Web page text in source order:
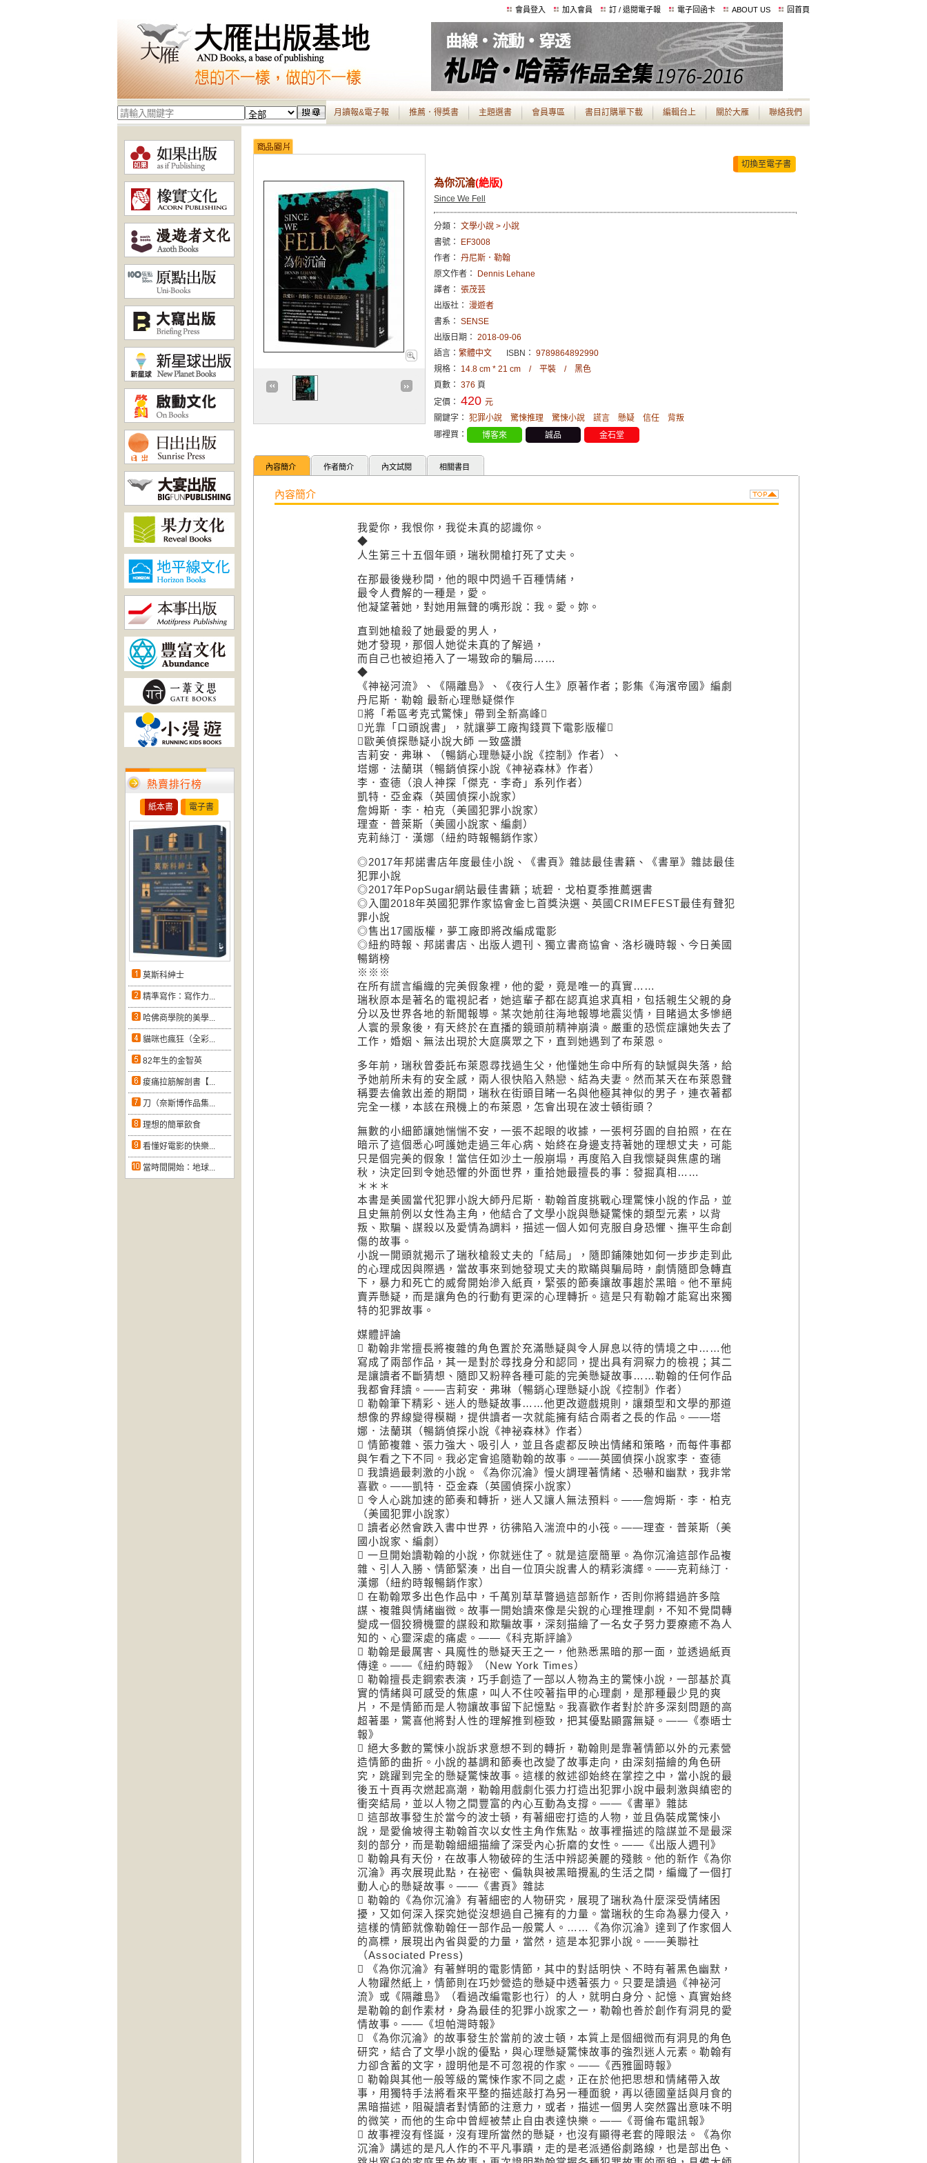
會員登入 加入會員 訂 / 退閱電子報 電子回函卡 ABOUT US 回首頁
月讀報&電子報 推薦．得獎書 主題選書 會員專區 書目訂購單下載 編輯台上 關於大雁 聯絡我們
熱賣排行榜
紙本書 電子書
莫斯科紳士
精準寫作：寫作力...
哈佛商學院的美學...
貓咪也瘋狂（全彩...
82年生的金智英
痠痛拉筋解剖書【...
刀（奈斯博作品集...
理想的簡單飲食
看懂好電影的快樂...
當時間開始：地球...
切換至電子書
為你沉淪(絶版)
Since We Fell
分類： 文學小說 > 小說
書號：
EF3008
作者： 丹尼斯．勒翰
原文作者：
Dennis Lehane
譯者： 張茂芸
出版社： 漫遊者
書系： SENSE
出版日期： 2018-09-06
語言： 繁體中文 ISBN： 9789864892990
規格： 14.8 cm * 21 cm / 平裝 / 黑色
頁數： 376 頁
定價： 420 元
關鍵字： 犯罪小說 驚悚推理 驚悚小說 謊言 懸疑 信任
背叛
哪裡買：
博客來 誠品 金石堂
內容簡介 作者簡介 內文試閱 相關書目
內容簡介
我愛你，我恨你，我從未真的認識你。
◆
人生第三十五個年頭，瑞秋開槍打死了丈夫。
在那最後幾秒間，他的眼中閃過千百種情緒，
最令人費解的一種是，愛。
他凝望著她，對她用無聲的嘴形說：我。愛。妳。
直到她槍殺了她最愛的男人，
她才發現，那個人她從未真的了解過，
而自己也被迫捲入了一場致命的騙局……
◆
《神祕河流》、《隔離島》、《夜行人生》原著作者；影集《海濱帝國》編劇
丹尼斯．勒翰 最新心理懸疑傑作
將「希區考克式驚悚」帶到全新高峰
光靠「口頭說書」，就讓夢工廠掏錢買下電影版權
歐美偵探懸疑小說大師 一致盛讚
吉莉安．弗琳、（暢銷心理懸疑小說《控制》作者）、
塔娜．法蘭琪（暢銷偵探小說《神祕森林》作者）
李．查德（浪人神探「傑克．李奇」系列作者）
凱特．亞金森（英國偵探小說家）
詹姆斯．李．柏克（美國犯罪小說家）
理查．普萊斯（美國小說家、編劇）
克莉絲汀．漢娜（紐約時報暢銷作家）
◎2017年邦諾書店年度最佳小說、《書頁》雜誌最佳書籍、《書單》雜誌最佳
犯罪小說
◎2017年PopSugar網站最佳書籍；琥碧．戈柏夏季推薦選書
◎入圍2018年英國犯罪作家協會金匕首獎決選、英國CRIMEFEST最佳有聲犯
罪小說
◎售出17國版權，夢工廠即將改編成電影
◎紐約時報、邦諾書店、出版人週刊、獨立書商協會、洛杉磯時報、今日美國
暢銷榜
※※※
在所有謊言編織的完美假象裡，他的愛，竟是唯一的真實……
瑞秋原本是著名的電視記者，她這輩子都在認真追求真相，包括親生父親的身
分以及世界各地的新聞報導。某次她前往海地報導地震災情，目睹過太多慘絕
人寰的景象後，有天終於在直播的鏡頭前精神崩潰。嚴重的恐慌症讓她失去了
工作，婚姻、無法出現於大庭廣眾之下，直到她遇到了布萊恩。
多年前，瑞秋曾委託布萊恩尋找過生父，他懂她生命中所有的缺憾與失落，給
予她前所未有的安全感，兩人很快陷入熱戀、結為夫妻。然而某天在布萊恩聲
稱要去倫敦出差的期間，瑞秋在街頭目睹一名與他極其神似的男子，連衣著都
完全一樣，本該在飛機上的布萊恩，怎會出現在波士頓街頭？
無數的小細節讓她惴惴不安，一張不起眼的收據，一張柯芬園的自拍照，在在
暗示了這個悉心呵護她走過三年心病、始終在身邊支持著她的理想丈夫，可能
只是個完美的假象！當信任如沙土一般崩塌，再度陷入自我懷疑與焦慮的瑞
秋，決定回到令她恐懼的外面世界，重拾她最擅長的事：發掘真相……
＊＊＊
本書是美國當代犯罪小說大師丹尼斯．勒翰首度挑戰心理驚悚小說的作品，並
且史無前例以女性為主角，他結合了文學小說與懸疑驚悚的類型元素，以背
叛、欺騙、謀殺以及愛情為調料，描述一個人如何克服自身恐懼、撫平生命創
傷的故事。
小說一開頭就揭示了瑞秋槍殺丈夫的「結局」，隨即鋪陳她如何一步步走到此
的心理成因與際遇，當故事來到她發現丈夫的欺瞞與騙局時，劇情隨即急轉直
下，暴力和死亡的威脅開始滲入紙頁，緊張的節奏讓故事趨於黑暗。他不單純
賣弄懸疑，而是讓角色的行動有更深的心理轉折。這是只有勒翰才能寫出來獨
特的犯罪故事。
媒體評論
 勒翰非常擅長將複雜的角色置於充滿懸疑與令人屏息以待的情境之中……他
寫成了兩部作品，其一是對於尋找身分和認同，提出具有洞察力的檢視；其二
是讓讀者不斷猜想、隨即又粉粹各種可能的完美懸疑故事……勒翰的任何作品
我都會拜讀。――吉莉安．弗琳（暢銷心理懸疑小說《控制》作者）
 勒翰筆下精彩、迷人的懸疑故事……他更改遊戲規則，讓類型和文學的那道
想像的界線變得模糊，提供讀者一次就能擁有結合兩者之長的作品。――塔
娜．法蘭琪（暢銷偵探小說《神祕森林》作者）
 情節複雜、張力強大、吸引人，並且各處都反映出情緒和策略，而每件事都
與乍看之下不同。我必定會追隨勒翰的故事。――英國偵探小說家李．查德
 我讀過最刺激的小說。《為你沉淪》慢火調理著情緒、恐嚇和幽默，我非常
喜歡。――凱特．亞金森（英國偵探小說家）
 令人心跳加速的節奏和轉折，迷人又讓人無法預料。――詹姆斯．李．柏克
（美國犯罪小說家）
 讀者必然會跌入書中世界，彷彿陷入湍流中的小筏。――理查．普萊斯（美
國小說家、編劇）
 一旦開始讀勒翰的小說，你就迷住了。就是這麼簡單。為你沉淪這部作品複
雜、引人入勝、情節緊湊，出自一位頂尖說書人的精彩演繹。――克莉絲汀．
漢娜（紐約時報暢銷作家）
 在勒翰眾多出色作品中，千萬別草草瞥過這部新作，否則你將錯過許多陰
謀、複雜與情緒幽微。故事一開始讀來像是尖銳的心理推理劇，不知不覺間轉
變成一個狡猾機靈的謀殺和欺騙故事，深刻描繪了一名女子努力要療癒不為人
知的、心靈深處的痛處。――《科克斯評論》
 勒翰是最厲害、具魔性的懸疑天王之一，他熟悉黑暗的那一面，並透過紙頁
傳達。――《紐約時報》（New York Times）
 勒翰擅長走鋼索表演，巧手創造了一部以人物為主的驚悚小說，一部基於真
實的情緒與可感受的焦慮，叫人不住咬著指甲的心理劇，是那種最少見的爽
片，不是情節而是人物讓故事留下記憶點。我喜歡作者對於許多深刻問題的高
超著墨，驚喜他將對人性的理解推到極致，把其優點顯露無疑。――《泰晤士
報》
 絕大多數的驚悚小說訴求意想不到的轉折，勒翰則是靠著情節以外的元素營
造情節的曲折。小說的基調和節奏也改變了故事走向，由深刻描繪的角色研
究，跳躍到完全的懸疑驚悚故事。這樣的敘述卻始終在掌控之中，當小說的最
後五十頁再次燃起高潮，勒翰用戲劇化張力打造出犯罪小說中最刺激與縝密的
衝突結局，並以人物之間豐富的內心互動為支撐。――《書單》雜誌
 這部故事發生於當今的波士頓，有著細密打造的人物，並且偽裝成驚悚小
說，是愛倫坡得主勒翰首次以女性主角作焦點。故事裡描述的陰謀並不是最深
刻的部分，而是勒翰細細描繪了深受內心折磨的女性。――《出版人週刊》
 勒翰具有天份，在故事人物破碎的生活中辨認美麗的殘骸。他的新作《為你
沉淪》再次展現此點，在祕密、偏執與被黑暗攪亂的生活之間，編織了一個打
動人心的懸疑故事。――《書頁》雜誌
 勒翰的《為你沉淪》有著細密的人物研究，展現了瑞秋為什麼深受情緒困
擾，又如何深入探究她從沒想過自己擁有的力量。當瑞秋的生命為暴力侵入，
這樣的情節就像勒翰任一部作品一般驚人。……《為你沉淪》達到了作家個人
的高標，展現出內省與愛的力量，當然，這是本犯罪小說。――美聯社
（Associated Press)
 《為你沉淪》有著鮮明的電影情節，其中的對話明快、不時有著黑色幽默，
人物躍然紙上，情節則在巧妙營造的懸疑中透著張力。只要是讀過《神祕河
流》或《隔離島》（看過改編電影也行）的人，就明白身分、記憶、真實始終
是勒翰的創作素材，身為最佳的犯罪小說家之一，勒翰也善於創作有洞見的愛
情故事。――《坦帕灣時報》
 《為你沉淪》的故事發生於當前的波士頓，本質上是個細微而有洞見的角色
研究，結合了文學小說的優點，與心理懸疑驚悚故事的強烈迷人元素。勒翰有
力卻含蓄的文字，證明他是不可忽視的作家。――《西雅圖時報》
 勒翰與其他一般等級的驚悚作家不同之處，正在於他把思想和情緒帶入故
事，用獨特手法將看來平整的描述敲打為另一種面貌，再以德國童話與月食的
黑暗描述，阻礙讀者對情節的注意力，或者，描述一個男人突然露出意味不明
的微笑，而他的生命中曾經被禁止自由表達快樂。――《哥倫布電訊報》
 故事裡沒有怪誕，沒有理所當然的懸疑，也沒有顯得老套的障眼法。《為你
沉淪》講述的是凡人作的不平凡事蹟，走的是老派通俗劇路線，也是部出色、